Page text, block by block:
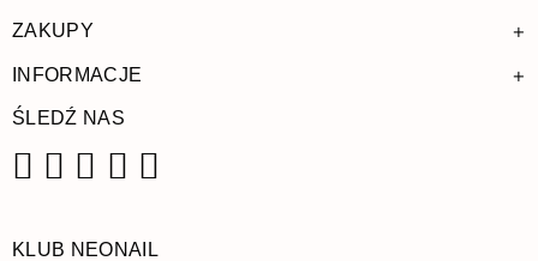
ZAKUPY +
INFORMACJE +
ŚLEDŹ NAS
KLUB NEONAIL